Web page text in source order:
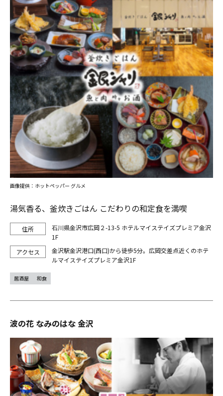
湯気香る、釜炊きごはん こだわりの和定食を満喫
石川県金沢市広岡２-13-5 ホテルマイステイズプレミア金沢
1F
金沢駅金沢港口(西口)から徒歩5分。広岡交差点近くのホテ
ルマイステイズプレミア金沢1F
画像提供：ホットペッパー グルメ
居酒屋 和食
波の花 なみのはな 金沢